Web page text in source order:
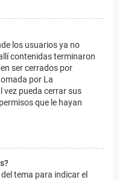
los usuarios ya no
contenidas terminaron
ser cerrados por
por La
vez pueda cerrar sus
que le hayan
tema para indicar el